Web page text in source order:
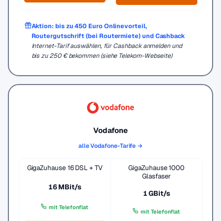
Aktion: bis zu 450 Euro Onlinevorteil,
Routergutschrift (bei Routermiete) und Cashback
Internet-Tarif auswählen, für Cashback anmelden und
bis zu 250 € bekommen (siehe Telekom-Webseite)
Vodafone
alle Vodafone-Tarife →
GigaZuhause 16 DSL + TV
16 MBit/s
mit Telefonflat
GigaZuhause 1000
Glasfaser
1 GBit/s
mit Telefonflat